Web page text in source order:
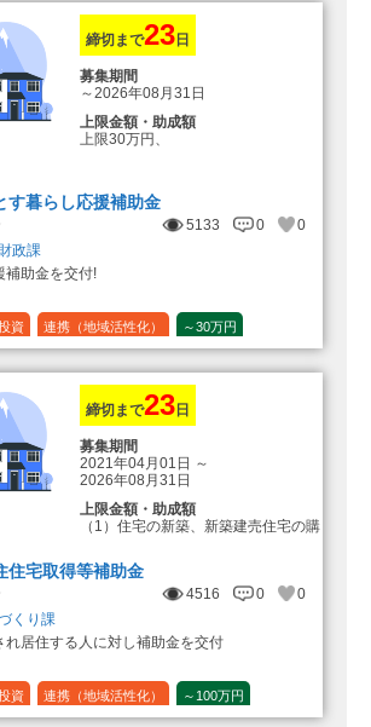
締切まで23日
募集期間
～2026年08月31日
上限金額・助成額
上限30万円、
す暮らし応援補助金
5133 0
0
政課
補助金を交付!
資 連携（地域活性化） ～30万円
締切まで23日
募集期間
2021年04月01日 ～
2026年08月31日
上限金額・助成額
（1）住宅の新築、新築建売住宅の購
登録事業者利用の場合25万円加
算（50万円＋25万円加算＝75万円）
算（25万円＋25万円加算＝50万円）
（3）住宅リフォーム 経費の20％
の額（限度額50万円）
住宅取得等補助金
4516 0
0
くり課
れ居住する人に対し補助金を交付
資 連携（地域活性化） ～100万円